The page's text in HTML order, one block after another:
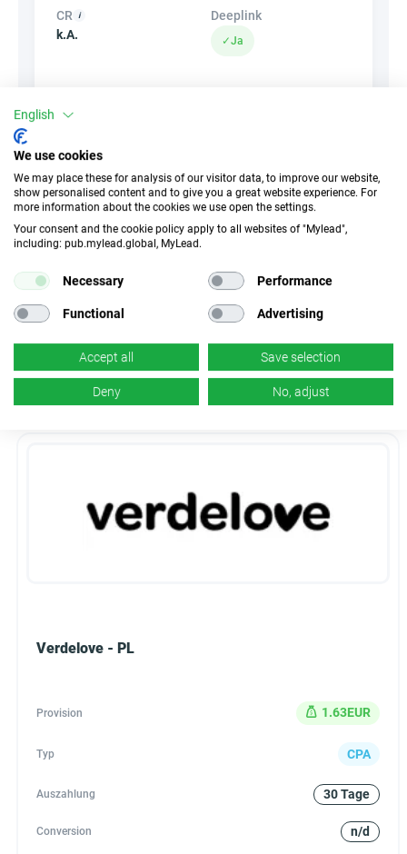
CR
k.A.
Deeplink
✓Ja
✓
Produkte
✓Ja
Gutscheine und
Aktionen
Ähnliche Kampagnen
Verdelove - PL
Provision 1.63EUR
Typ CPA
Auszahlung 30 Tage
Conversion n/d
English
We use cookies
We may place these for analysis of our visitor data, to improve our website,
show personalised content and to give you a great website experience. For
more information about the cookies we use open the settings.
Your consent and the cookie policy apply to all websites of "Mylead",
including: pub.mylead.global, MyLead.
Necessary Performance
Functional Advertising
Accept all Save selection
Deny No, adjust